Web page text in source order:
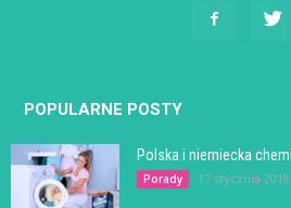
POPULARNE POSTY
Polska i niemiecka
Porady 17 stycznia 2018